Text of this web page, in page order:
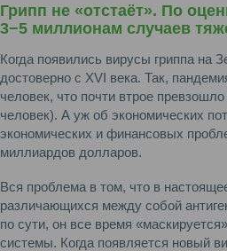
Грипп не «отстаёт». По
3−5 миллионам случаев
Когда появились вирусы гриппа на
достоверно с XVI века. Так,
человек, что почти втрое
человек). А уж об экономических
экономических и финансовых
миллиардов долларов.
Вся проблема в том, что в
различающихся между собой
по сути, он все время
системы. Когда появляется новый